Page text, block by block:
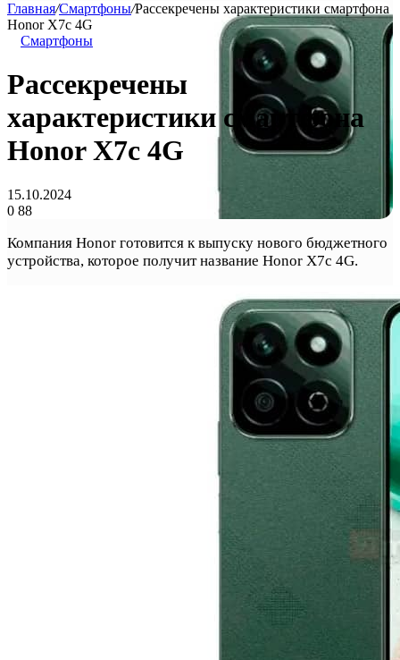
Главная/Смартфоны/Рассекречены характеристики смартфона
Honor X7c 4G
Смартфоны
Рассекречены
характеристики смартфона
Honor X7c 4G
15.10.2024
0 88
Компания Honor готовится к выпуску нового бюджетного
устройства, которое получит название Honor X7c 4G.